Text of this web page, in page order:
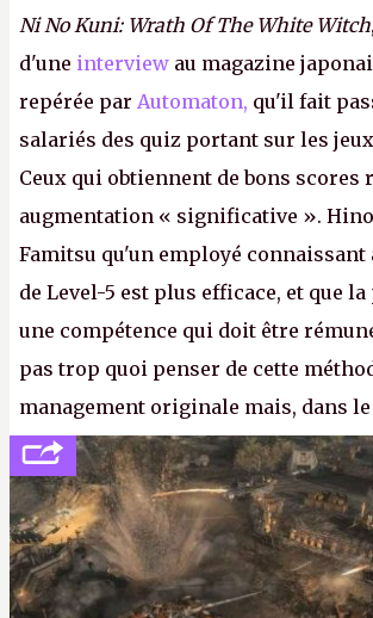
Ni No Kuni: Wrath Of The White Witch
d'une interview au magazine
repérée par Automaton, qu'il fait
salariés des quiz portant sur les
Ceux qui obtiennent de bons scores
augmentation « significative ».
Famitsu qu'un employé connaissant
de Level-5 est plus efficace, et que
une compétence qui doit être
pas trop quoi penser de cette
management originale mais, dans
décidé d'apprendre par cœur les
numéros deCanard PCavant de
augmentation à Ivan Le Fou.A.